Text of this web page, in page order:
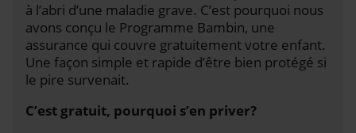
à l’abri d’une maladie grave. C’est pourquoi nous
avons conçu le Programme Bambin, une
assurance qui couvre gratuitement votre enfant.
Une façon simple et rapide d’être bien protégé si
le pire survenait.
C’est gratuit, pourquoi s’en priver?